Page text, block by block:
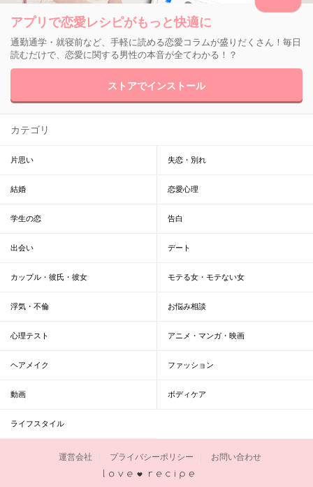
アプリで恋愛レシピがもっと快適に
通勤通学・就寝前など、手軽に読める恋愛コラムが盛りだくさん！毎日
読むだけで、恋愛に関する男性の本音が全てわかる！？
ストアでインストール
カテゴリ
片思い 失恋・別れ
結婚 恋愛心理
学生の恋 告白
出会い デート
カップル・彼氏・彼女 モテる女・モテない女
浮気・不倫 お悩み相談
心理テスト アニメ・マンガ・映画
ヘアメイク ファッション
動画 ボディケア
ライフスタイル
運営会社 プライバシーポリシー お問い合わせ